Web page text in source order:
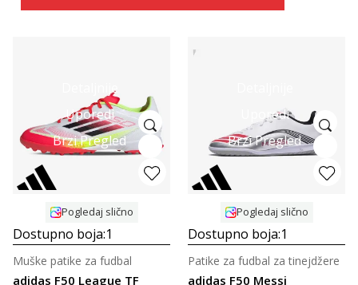
Detaljnije
Uporedi
Brzi Pregled
Pogledaj slično
Dostupno boja:1
adidas F50 League TF
Muške patike za fudbal
Uporedi
Brzi Pregled
Pogledaj slično
Dostupno boja:1
adidas F50 Messi
Patike za fudbal za tinejdžere